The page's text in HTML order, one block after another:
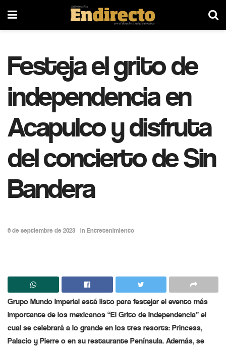
Festeja el grito de
independencia en
Acapulco y disfruta
del concierto de Sin
Bandera
6 de septiembre de 2023 in Entretenimiento
Grupo Mundo Imperial está listo para festejar el evento más
importante de los mexicanos “El Grito de Independencia” el
cual se celebrará a lo grande en los tres resorts: Princess,
Palacio y Pierre o en su restaurante Península. Además, se